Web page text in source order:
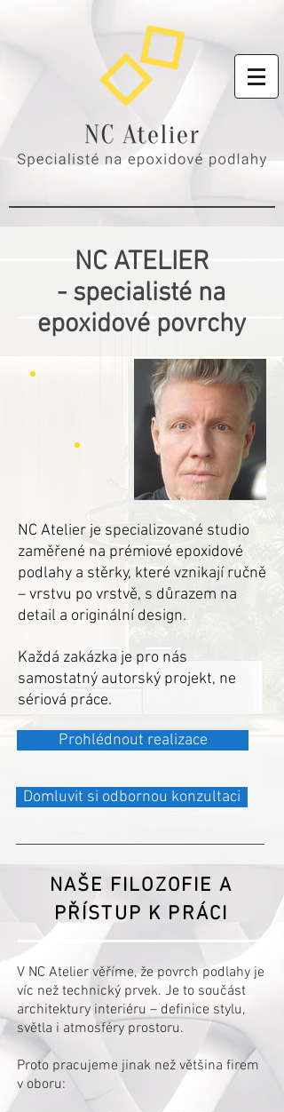
NC ATELIER
- specialisté na
epoxidové povrchy
NC Atelier je specializované studio
zaměřené na prémiové epoxidové
podlahy a stěrky, které vznikají ručně
– vrstvu po vrstvě, s důrazem na
detail a originální design.
Každá zakázka je pro nás
samostatný autorský projekt, ne
sériová práce.
Prohlédnout realizace
Domluvit si odbornou konzultaci
NAŠE FILOZOFIE A
PŘÍSTUP K PRÁCI
V NC Atelier věříme, že povrch podlahy je
víc než technický prvek. Je to součást
architektury interiéru – definice stylu,
světla i atmosféry prostoru.
Proto pracujeme jinak než většina firem
v oboru: